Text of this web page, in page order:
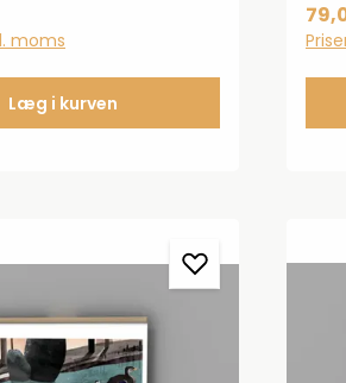
moms
Læg i kurven